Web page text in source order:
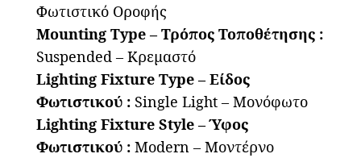
Φωτιστικό Οροφής
Mounting Type – Τρόπος Τοποθέτησης :
Suspended – Κρεμαστό
Lighting Fixture Type – Είδος
Φωτιστικού : Single Light – Μονόφωτο
Lighting Fixture Style – Ύφος
Φωτιστικού : Modern – Μοντέρνο